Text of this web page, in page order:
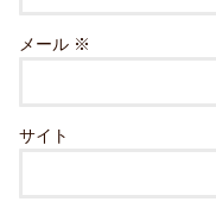
メール ※
サイト